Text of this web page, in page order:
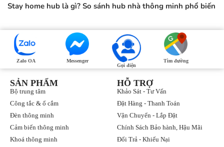
Stay home hub là gì? So sánh hub nhà thông minh phổ biến
Zalo OA
Messenger
Gọi điện
Tìm đường
HỖ TRỢ
Khảo Sát - Tư Vấn
Đặt Hàng - Thanh Toán
Vận Chuyển - Lắp Đặt
Chính Sách Bảo hành, Hậu Mãi
Đổi Trả - Khiếu Nại
SẢN PHẨM
Bộ trung tâm
Công tắc & ổ cắm
Đèn thông minh
Cảm biến thông minh
Khoá thông minh